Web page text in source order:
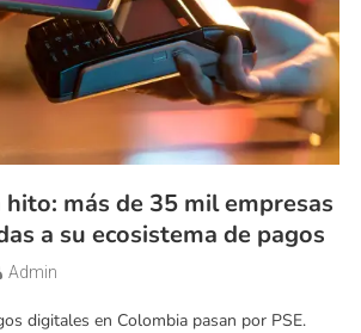
hito: más de 35 mil empresas
a su ecosistema de pagos
Admin
digitales en Colombia pasan por PSE.